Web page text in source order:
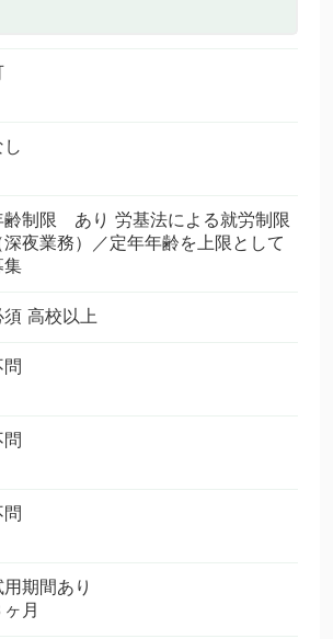
し
齢制限 あり 労基法による就労制限
深夜業務）／定年年齢を上限として
集
須 高校以上
問
問
問
用期間あり
ヶ月